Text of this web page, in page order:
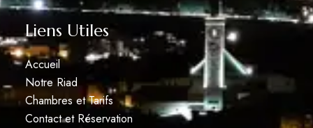
Liens Utiles
Accueil
Notre Riad
Chambres et Tarifs
Contact et Réservation